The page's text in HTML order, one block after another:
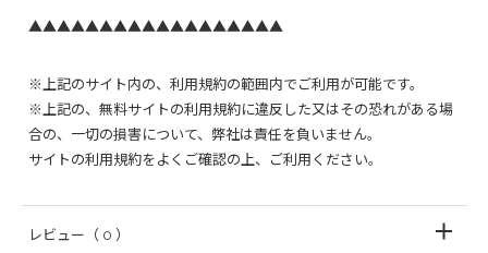
▲▲▲▲▲▲▲▲▲▲▲▲▲▲▲▲▲▲
※上記のサイト内の、利用規約の範囲内でご利用が可能です。
※上記の、無料サイトの利用規約に違反した又はその恐れがある場
合の、一切の損害について、弊社は責任を負いません。
サイトの利用規約をよくご確認の上、ご利用ください。
レビュー （ 0 ）